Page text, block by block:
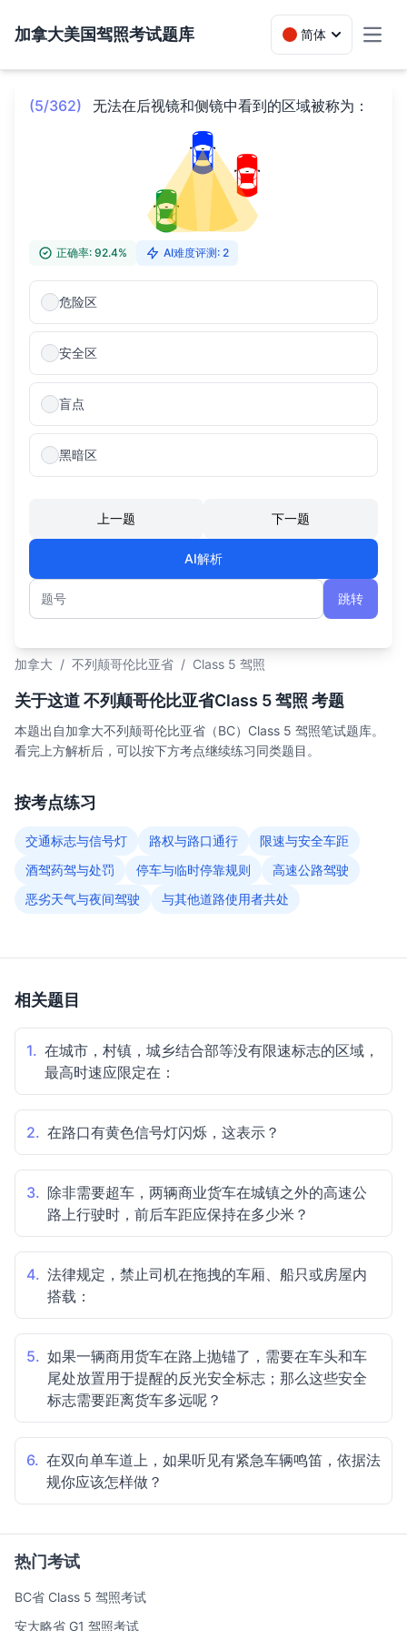
加拿大美国驾照考试题库 简体
(5/362) 无法在后视镜和侧镜中看到的区域被称为：
正确率: 92.4% AI难度评测: 2
危险区
安全区
盲点
黑暗区
上一题 下一题
AI解析
题号
跳转
加拿大 / 不列颠哥伦比亚省 / Class 5 驾照
关于这道 不列颠哥伦比亚省Class 5 驾照 考题
本题出自加拿大不列颠哥伦比亚省（BC）Class 5 驾照笔试题库。
看完上方解析后，可以按下方考点继续练习同类题目。
按考点练习
交通标志与信号灯 路权与路口通行
限速与安全车距
酒驾药驾与处罚
停车与临时停靠规则
高速公路驾驶
恶劣天气与夜间驾驶
与其他道路使用者共处
相关题目
1. 在城市，村镇，城乡结合部等没有限速标志的区域，
最高时速应限定在：
2. 在路口有黄色信号灯闪烁，这表示？
3. 除非需要超车，两辆商业货车在城镇之外的高速公
路上行驶时，前后车距应保持在多少米？
4. 法律规定，禁止司机在拖拽的车厢、船只或房屋内
搭载：
5. 如果一辆商用货车在路上抛锚了，需要在车头和车
尾处放置用于提醒的反光安全标志；那么这些安全
标志需要距离货车多远呢？
6. 在双向单车道上，如果听见有紧急车辆鸣笛，依据法
规你应该怎样做？
热门考试
BC省 Class 5 驾照考试
安大略省 G1 驾照考试